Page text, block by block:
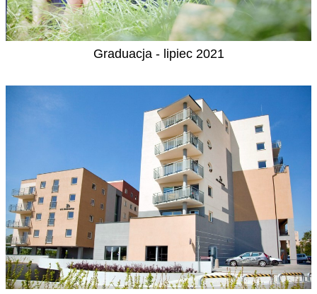
Graduacja - lipiec 2021